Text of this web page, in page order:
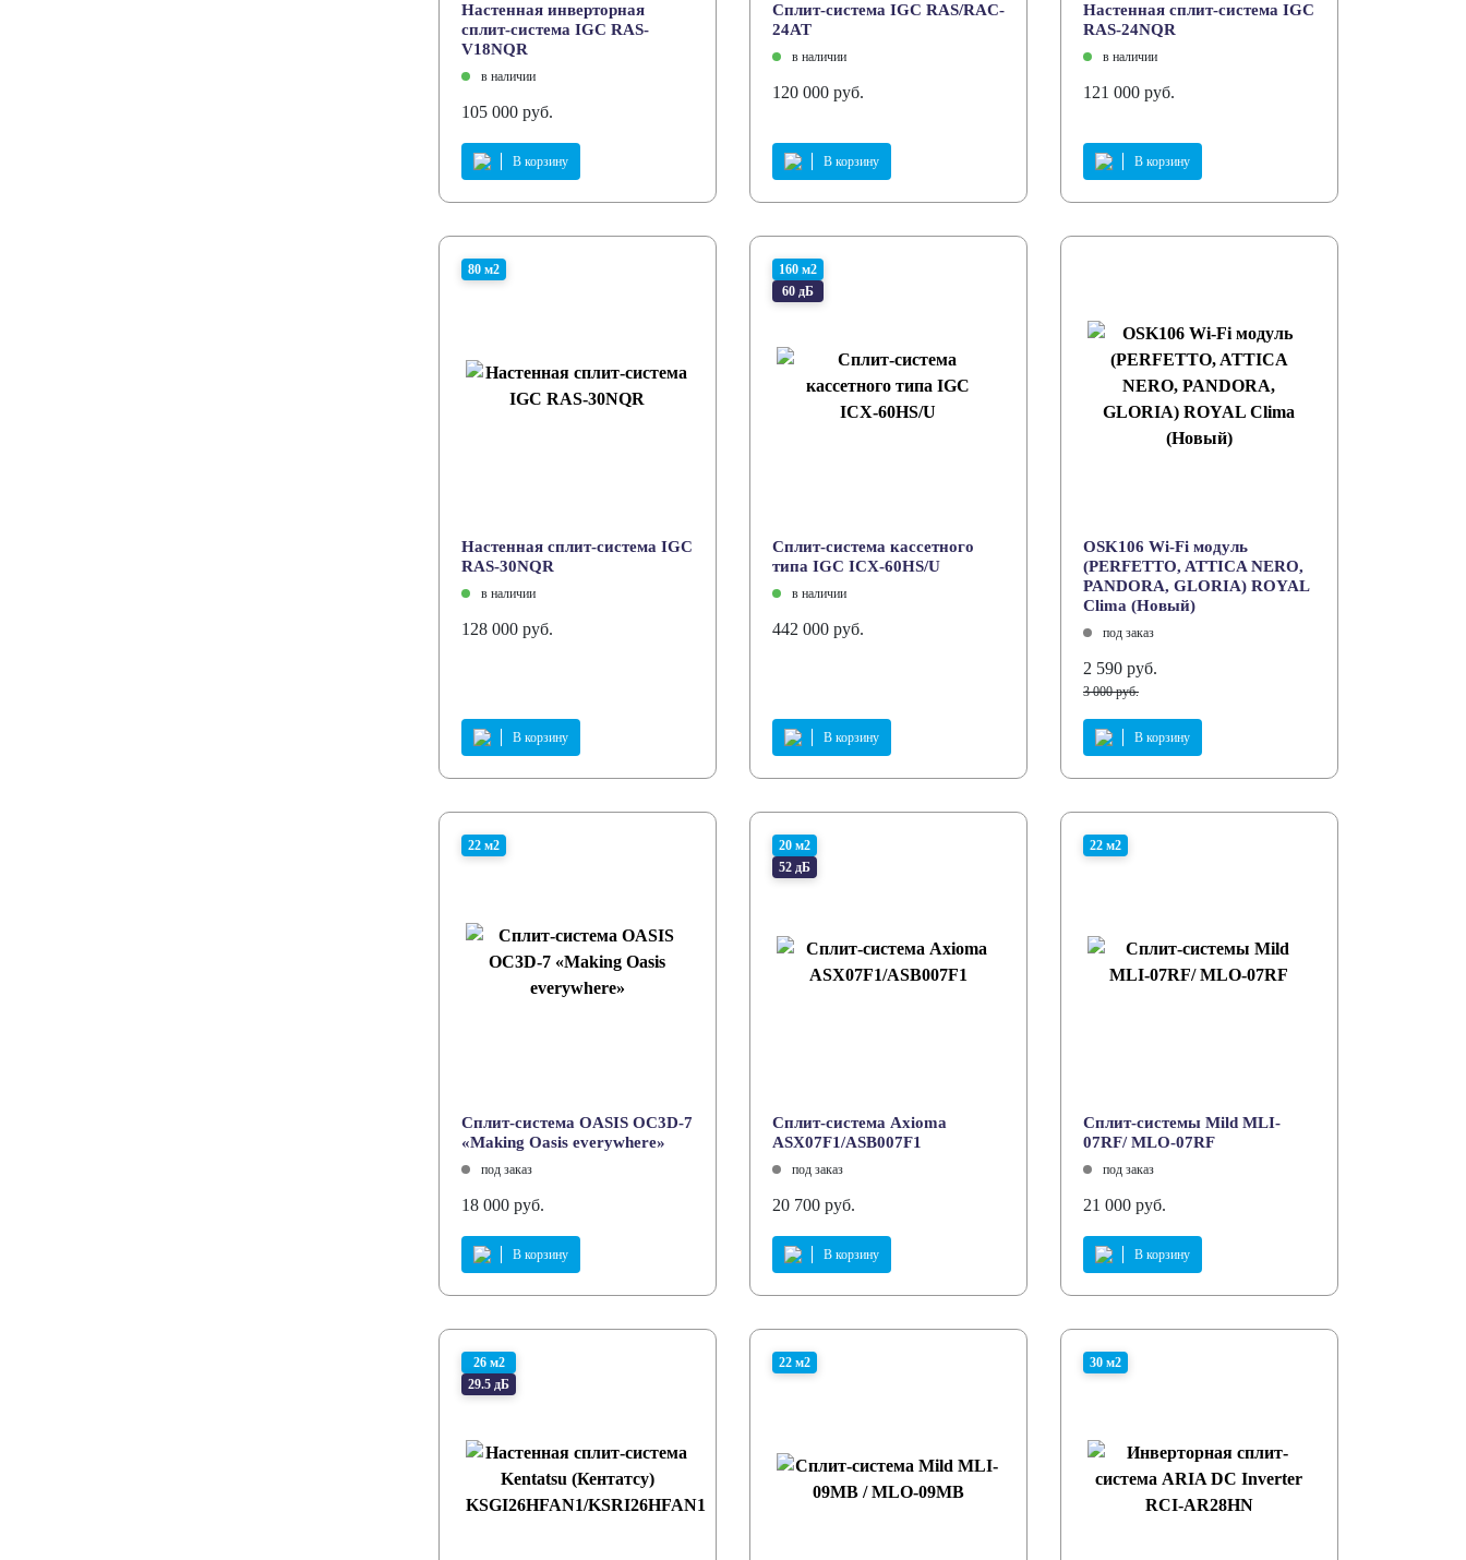
Настенная инверторная
сплит-система IGC RAS-
V18NQR
в наличии
105 000 руб.
В корзину
Сплит-система IGC RAS/RAC-
24AT
в наличии
120 000 руб.
В корзину
Настенная сплит-система IGC
RAS-24NQR
в наличии
121 000 руб.
В корзину
80 м2
Настенная сплит-система IGC
RAS-30NQR
в наличии
128 000 руб.
В корзину
160 м2
60 дБ
Сплит-система кассетного
типа IGC ICХ-60HS/U
в наличии
442 000 руб.
В корзину
OSK106 Wi-Fi модуль
(PERFETTO, ATTICA NERO,
PANDORA, GLORIA) ROYAL
Clima (Новый)
под заказ
2 590 руб.
3 000 руб.
В корзину
22 м2
Сплит-система OASIS OC3D-7
«Making Оasis everywhere»
под заказ
18 000 руб.
В корзину
20 м2
52 дБ
Cплит-система Axioma
ASX07F1/ASB007F1
под заказ
20 700 руб.
В корзину
22 м2
Cплит-системы Mild MLI-
07RF/ MLO-07RF
под заказ
21 000 руб.
В корзину
26 м2
29.5 дБ
22 м2 30 м2